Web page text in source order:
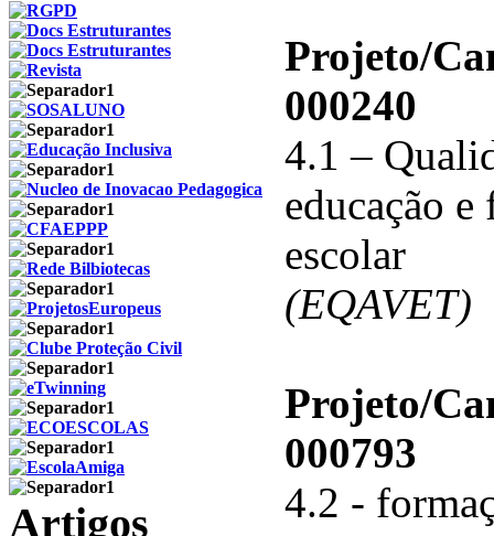
Projeto/
000240
4.1 –
educação e
escolar
(EQAVET)
Projeto/
000793
4.2 -
Artigos